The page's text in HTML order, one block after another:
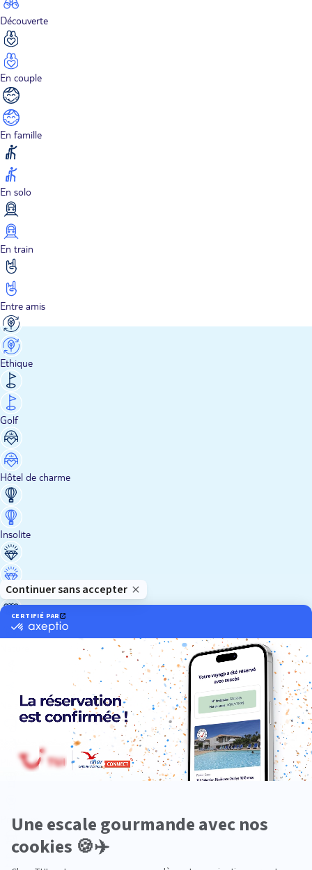
Découverte
En couple
En famille
En solo
En train
Entre amis
Ethique
Golf
Hôtel de charme
Insolite
Luxe
Neige
Plongée
Premium